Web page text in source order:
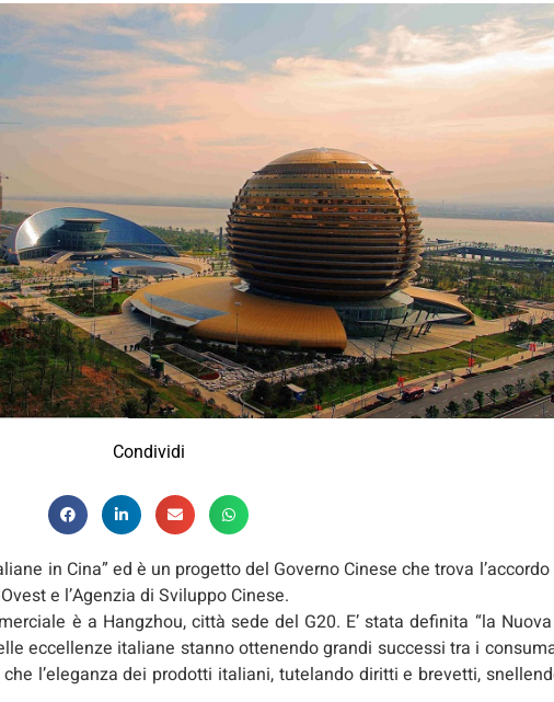
Condividi
in Cina” ed è un progetto del Governo Cinese che trova l’accordo
e l’Agenzia di Sviluppo Cinese.
è a Hangzhou, città sede del G20. E’ stata definita “la
eccellenze italiane stanno ottenendo grandi successi tra i
l’eleganza dei prodotti italiani, tutelando diritti e brevetti,